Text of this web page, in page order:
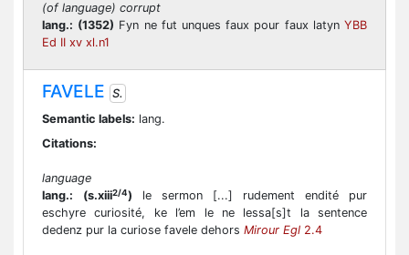
(of language) corrupt
lang.: (1352) Fyn ne fut unques faux pour faux latynYBB
Ed II xv xl.n1
FAVELE S.
Semantic labels: lang.
Citations:
language
lang.:
(s.xiii2/4) le sermon [...] rudement endité pur
eschyre curiosité, ke l’em le ne lessa[s]t la sentence
dedenz pur la curiose favele dehors Mirour Egl 2.4